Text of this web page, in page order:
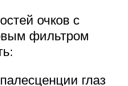
очков с
фильтром
глаз